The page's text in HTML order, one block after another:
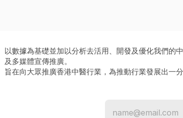
以數據為基礎並加以分析去活用、開發及優化我們的
及多媒體宣傳推廣。
旨在向大眾推廣香港中醫行業，為推動行業發展出一分